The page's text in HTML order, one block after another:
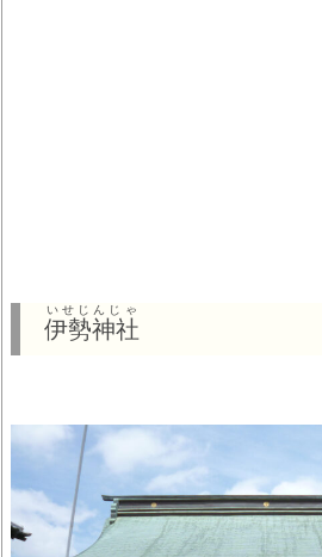
伊勢神社
いせじんじゃ